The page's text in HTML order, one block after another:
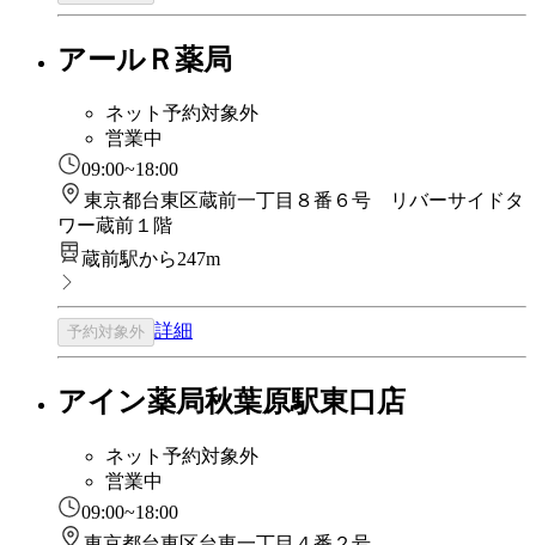
アールＲ薬局
ネット予約対象外
営業中
09:00~18:00
東京都台東区蔵前一丁目８番６号 リバーサイドタ
ワー蔵前１階
蔵前駅から247m
予約対象外 詳細
アイン薬局秋葉原駅東口店
ネット予約対象外
営業中
09:00~18:00